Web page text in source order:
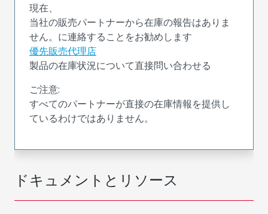
ドキュメントとリソース
現在、
当社の販売パートナーから在庫の報告はありま
せん。に連絡することをお勧めします
優先販売代理店
製品の在庫状況について直接問い合わせる
ご注意:
すべてのパートナーが直接の在庫情報を提供し
ているわけではありません。